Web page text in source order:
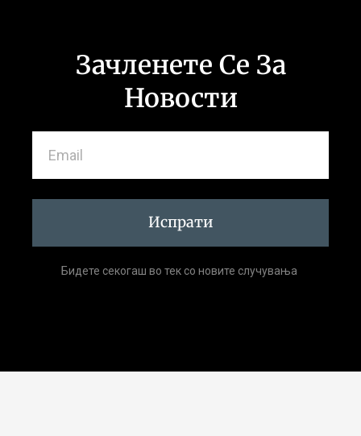
Зачленете Се За
Новости
Испрати
Бидете секогаш во тек со новите случувања